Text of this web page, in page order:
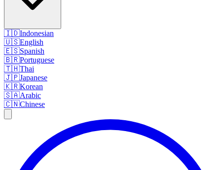
🇮🇩Indonesian
🇺🇸English
🇪🇸Spanish
🇧🇷Portuguese
🇹🇭Thai
🇯🇵Japanese
🇰🇷Korean
🇸🇦Arabic
🇨🇳Chinese